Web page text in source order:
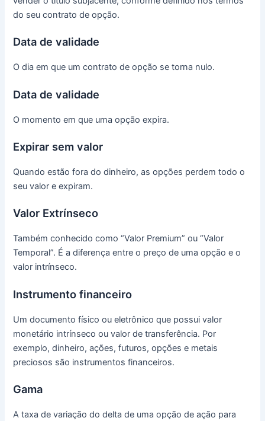
do seu contrato de opção.
Data de validade
O dia em que um contrato de opção se torna nulo.
Data de validade
O momento em que uma opção expira.
Expirar sem valor
Quando estão fora do dinheiro, as opções perdem todo o
seu valor e expiram.
Valor Extrínseco
Também conhecido como “Valor Premium” ou “Valor
Temporal”. É a diferença entre o preço de uma opção e o
valor intrínseco.
Instrumento financeiro
Um documento físico ou eletrônico que possui valor
monetário intrínseco ou valor de transferência. Por
exemplo, dinheiro, ações, futuros, opções e metais
preciosos são instrumentos financeiros.
Gama
A taxa de variação do delta de uma opção de ação para